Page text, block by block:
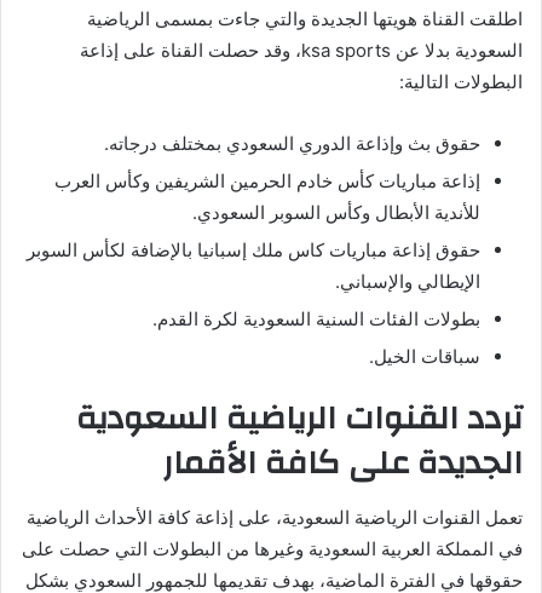
اطلقت القناة هويتها الجديدة والتي جاءت بمسمى الرياضية
السعودية بدلا عن ksa sports، وقد حصلت القناة على إذاعة
البطولات التالية:
حقوق بث وإذاعة الدوري السعودي بمختلف درجاته.
إذاعة مباريات كأس خادم الحرمين الشريفين وكأس العرب
للأندية الأبطال وكأس السوبر السعودي.
حقوق إذاعة مباريات كاس ملك إسبانيا بالإضافة لكأس السوبر
الإيطالي والإسباني.
بطولات الفئات السنية السعودية لكرة القدم.
سباقات الخيل.
تردد القنوات الرياضية السعودية
الجديدة على كافة الأقمار
تعمل القنوات الرياضية السعودية، على إذاعة كافة الأحداث الرياضية
في المملكة العربية السعودية وغيرها من البطولات التي حصلت على
حقوقها في الفترة الماضية، بهدف تقديمها للجمهور السعودي بشكل